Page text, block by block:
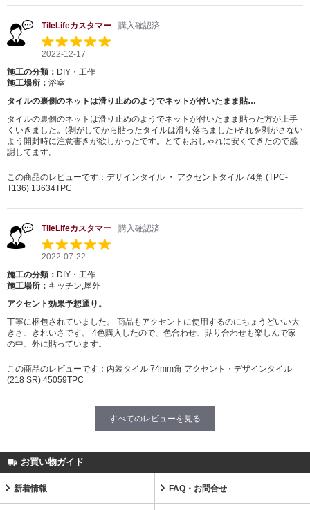
TileLifeカスタマー 購入確認済
2022-12-17
施工の分類： DIY・工作
施工場所： 浴室
タイルの裏側のネットは滑り止めのようでネットが付いたまま貼…
タイルの裏側のネットは滑り止めのようでネットが付いたまま貼った方が上手
くいきました。(剥がしてから貼ったタイルは滑り落ちました)それを剥がさない
よう開封時に注意書きが欲しかったです。とてもおしゃれに安くできたので感
謝してます。
この商品のレビューです： デザインタイル ・ アクセントタイル 74角 (TPC-
T136) 13634TPC
TileLifeカスタマー 購入確認済
2022-07-22
施工の分類： DIY・工作
施工場所： キッチン,屋外
アクセント効果予想通り。
丁寧に梱包されていました。 商品もアクセントに使用するのにちょうどいい大
きさ、きれいさです。 4色購入したので、色合わせ、貼り合わせも楽しんで家
の中、外に貼っています。
この商品のレビューです： 内装タイル 74mm角 アクセント・デザインタイル
(218 SR) 45059TPC
すべてのレビューを見る
お買い物ガイド
新着情報 FAQ・お問合せ